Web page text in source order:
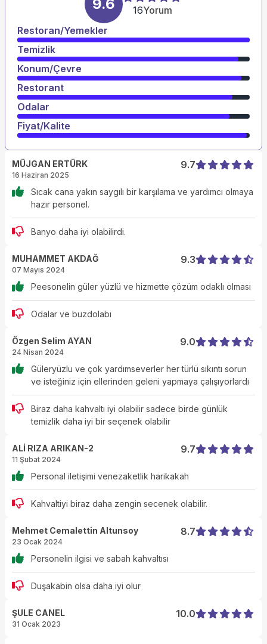
9.6 16Yorum
Restoran/Yemekler
Temizlik
Konum/Çevre
Restorant
Odalar
Fiyat/Kalite
MÜJGAN ERTÜRK
16 Haziran 2025
9.7
Sıcak cana yakın saygılı bir karşılama ve yardımcı olmaya
hazır personel.
Banyo daha iyi olabilirdi.
MUHAMMET AKDAĞ
07 Mayıs 2024
9.3
Peesonelin güler yüzlü ve hizmette çözüm odaklı olması
Odalar ve buzdolabı
Özgen Selim AYAN
24 Nisan 2024
9.0
Güleryüzlu ve çok yardımseverler her türlü sıkıntı sorun
ve isteğiniz için ellerinden geleni yapmaya çalışıyorlardı
Biraz daha kahvaltı iyi olabilir sadece birde günlük
temizlik daha iyi bir seçenek olabilir
ALİ RIZA ARIKAN-2
11 Şubat 2024
9.7
Personal iletişimi venezaketlik harikakah
Kahvaltiyi biraz daha zengin secenek olabilir.
Mehmet Cemalettin Altunsoy
23 Ocak 2024
8.7
Personelin ilgisi ve sabah kahvaltısı
Duşakabin olsa daha iyi olur
ŞULE CANEL
31 Ocak 2023
10.0